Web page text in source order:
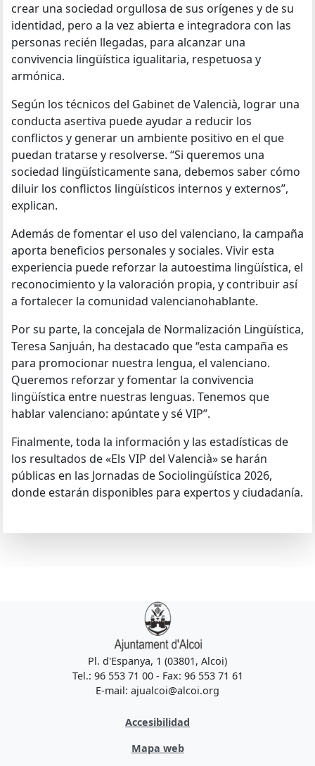
crear una sociedad orgullosa de sus orígenes y de su
identidad, pero a la vez abierta e integradora con las
personas recién llegadas, para alcanzar una
convivencia lingüística igualitaria, respetuosa y
armónica.
Según los técnicos del Gabinet de Valencià, lograr una
conducta asertiva puede ayudar a reducir los
conflictos y generar un ambiente positivo en el que
puedan tratarse y resolverse. “Si queremos una
sociedad lingüísticamente sana, debemos saber cómo
diluir los conflictos lingüísticos internos y externos”,
explican.
Además de fomentar el uso del valenciano, la campaña
aporta beneficios personales y sociales. Vivir esta
experiencia puede reforzar la autoestima lingüística, el
reconocimiento y la valoración propia, y contribuir así
a fortalecer la comunidad valencianohablante.
Por su parte, la concejala de Normalización Lingüística,
Teresa Sanjuán, ha destacado que “esta campaña es
para promocionar nuestra lengua, el valenciano.
Queremos reforzar y fomentar la convivencia
lingüística entre nuestras lenguas. Tenemos que
hablar valenciano: apúntate y sé VIP”.
Finalmente, toda la información y las estadísticas de
los resultados de «Els VIP del Valencià» se harán
públicas en las Jornadas de Sociolingüística 2026,
donde estarán disponibles para expertos y ciudadanía.
Pl. d'Espanya, 1 (03801, Alcoi)
Tel.: 96 553 71 00 - Fax: 96 553 71 61
E-mail: ajualcoi@alcoi.org
Accesibilidad
Mapa web